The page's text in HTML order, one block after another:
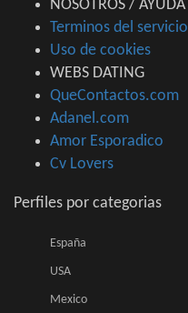
NOSOTROS / AYUDA
Terminos del servicio
Uso de cookies
WEBS DATING
QueContactos.com
Adanel.com
Amor Esporadico
Cv Lovers
Perfiles por categorias
España
USA
Mexico